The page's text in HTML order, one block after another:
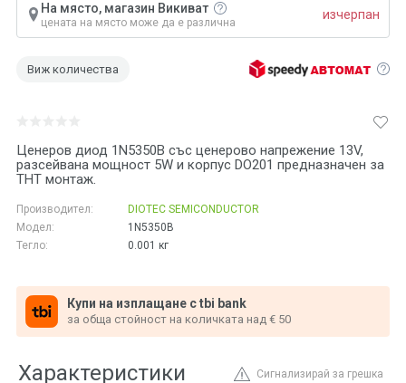
Ценеров диод 1N5350B със ценерово напрежение 13V,
разсейвана мощност 5W и корпус DO201 предназначен за
THT монтаж.
Производител:
DIOTEC SEMICONDUCTOR
Модел:
1N5350B
Тегло:
0.001 кг
Купи на изплащане с tbi bank
за обща стойност на количката над € 50
На място, магазин Викиват
цената на място може да е различна
изчерпан
Виж количества
Сигнализирай за грешка
Характеристики